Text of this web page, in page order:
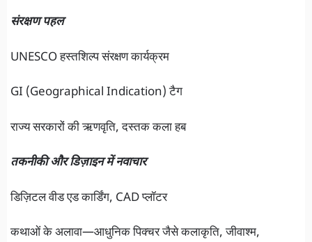
संरक्षण पहल
UNESCO हस्तशिल्प संरक्षण कार्यक्रम
GI (Geographical Indication) टैग
राज्य सरकारों की ऋणवृति, दस्तक कला हब
तकनीकी और डिज़ाइन में नवाचार
डिज़िटल वीड एड कार्डिंग, CAD प्लॉटर
कथाओं के अलावा—आधुनिक पिक्चर जैसे कलाकृति, जीवाश्म,